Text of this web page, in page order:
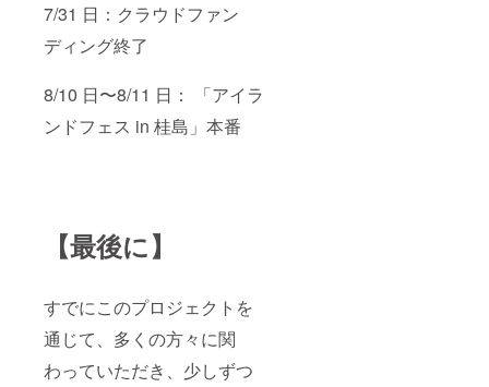
7/31 日：クラウドファン
ディング終了
8/10 日〜8/11 日： 「アイラ
ンドフェス in 桂島」本番
【最後に】
すでにこのプロジェクトを
通じて、多くの方々に関
わっていただき、少しずつ